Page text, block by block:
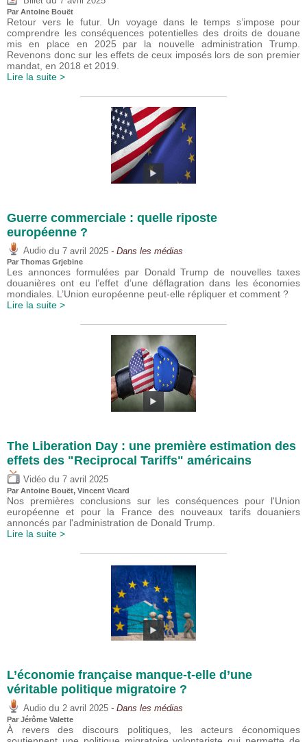
Par Antoine Bouët
Retour vers le futur. Un voyage dans le temps s’impose pour
comprendre les conséquences potentielles des droits de douane
mis en place en 2025 par la nouvelle administration Trump.
Revenons donc sur les effets de ceux imposés lors de son premier
mandat, en 2018 et 2019.
Lire la suite >
Guerre commerciale : quelle riposte
européenne ?
Audio du 7 avril 2025 - Dans les médias
Par Thomas Grjebine
Les annonces formulées par Donald Trump de nouvelles taxes
douanières ont eu l’effet d’une déflagration dans les économies
mondiales. L’Union européenne peut-elle répliquer et comment ?
Lire la suite >
The Liberation Day : une première estimation des
effets des "Reciprocal Tariffs" américains
Vidéo du 7 avril 2025
Par Antoine Bouët, Vincent Vicard
Nos premières conclusions sur les conséquences pour l'Union
européenne et pour la France des nouveaux tarifs douaniers
annoncés par l'administration de Donald Trump.
Lire la suite >
L’économie française manque-t-elle d’une
véritable politique migratoire ?
Audio du 2 avril 2025 - Dans les médias
Par Jérôme Valette
À revers des discours politiques, les acteurs économiques